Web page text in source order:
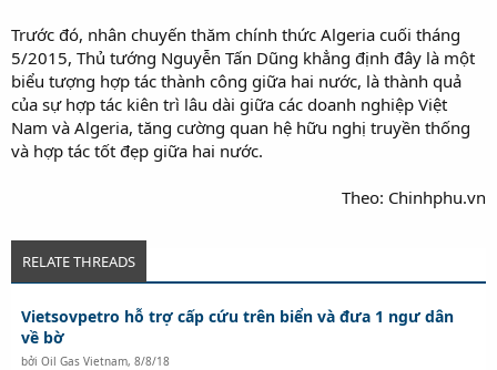
Trước đó, nhân chuyến thăm chính thức Algeria cuối tháng
5/2015, Thủ tướng Nguyễn Tấn Dũng khẳng định đây là một
biểu tượng hợp tác thành công giữa hai nước, là thành quả
của sự hợp tác kiên trì lâu dài giữa các doanh nghiệp Việt
Nam và Algeria, tăng cường quan hệ hữu nghị truyền thống
và hợp tác tốt đẹp giữa hai nước.
Theo: Chinhphu.vn​
RELATE THREADS
Vietsovpetro hỗ trợ cấp cứu trên biển và đưa 1 ngư dân
về bờ
bởi Oil Gas Vietnam, 8/8/18